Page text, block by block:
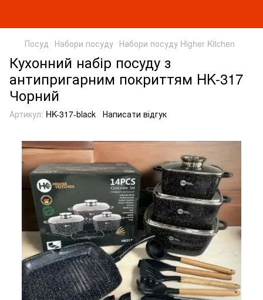
Посуд Набори посуду Набори посуду Higher Kitchen
Кухонний набір посуду з
антипригарним покриттям HK-317
Чорний
Артикул: HK-317-black Написати відгук